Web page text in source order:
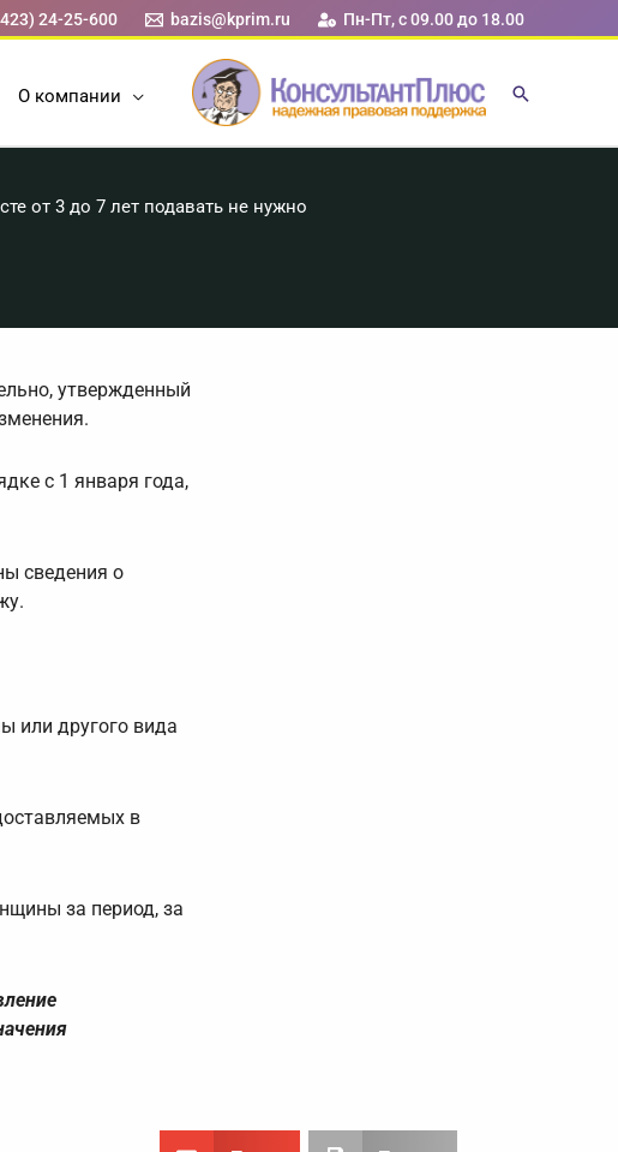
24-25-600 bazis@kprim.ru Пн-Пт, с 09.00 до 18.00
О компании
от 3 до 7 лет подавать не нужно
утвержденный
с 1 января года,
сведения о
или другого вида
в
за период, за